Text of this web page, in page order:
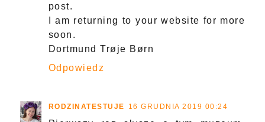
post.
I am returning to your website for more
soon.
Dortmund Trøje Børn
Odpowiedz
RODZINATESTUJE 16 GRUDNIA 2019 00:24